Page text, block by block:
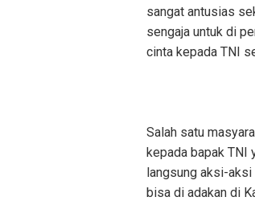
sangat antusias
sengaja untuk di
cinta kepada TNI
Salah satu
kepada bapak TNI
langsung aksi-aksi
bisa di adakan di